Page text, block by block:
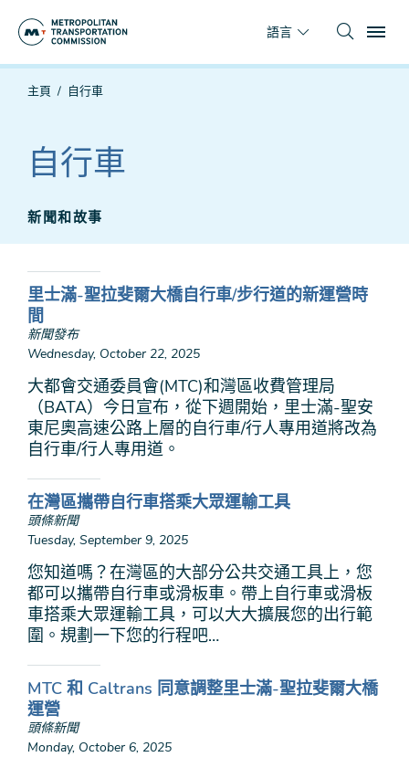
語言
你
主頁 自行車
自行車
新聞和故事
里士滿-聖拉斐爾大橋自行車/步行道的新運營時
間
新聞發布
Wednesday, October 22, 2025
大都會交通委員會(MTC)和灣區收費管理局
（BATA）今日宣布，從下週開始，里士滿-聖安
東尼奧高速公路上層的自行車/行人專用道將改為
自行車/行人專用道。
在灣區攜帶自行車搭乘大眾運輸工具
頭條新聞
Tuesday, September 9, 2025
您知道嗎？在灣區的大部分公共交通工具上，您
都可以攜帶自行車或滑板車。帶上自行車或滑板
車搭乘大眾運輸工具，可以大大擴展您的出行範
圍。規劃一下您的行程吧…
MTC 和 Caltrans 同意調整里士滿-聖拉斐爾大橋
運營
頭條新聞
Monday, October 6, 2025